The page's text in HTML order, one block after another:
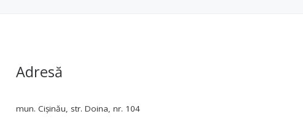
Adresă
mun. Cișinău, str. Doina, nr. 104